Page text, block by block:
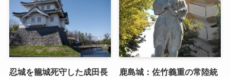
忍城を籠城死守した成田長
鹿島城：佐竹義重の常陸統